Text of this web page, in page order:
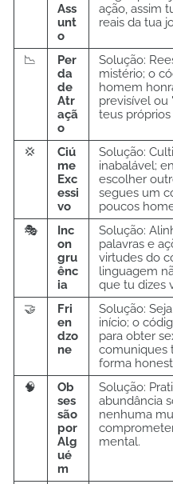
Ass
unt
o
ação, assim
reais da tua
📉
Per
da
de
Atr
açã
o
Solução:
mistério; o
homem
previsível ou
teus
💢
Ciú
me
Exc
essi
vo
Solução:
inabalável;
escolher
segues um
poucos
🎭
Inc
on
gru
ênc
ia
Solução:
palavras e
virtudes do
linguagem
que tu dizes
🤝
Fri
en
dzo
ne
Solução:
início; o
para obter
comuniques
forma
🧠
Ob
ses
são
por
Alg
ué
m
Solução:
abundância
nenhuma
mental.